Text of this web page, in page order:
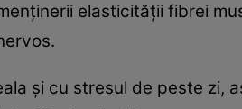
elasticităţii fibrei
şi cu stresul de peste zi,